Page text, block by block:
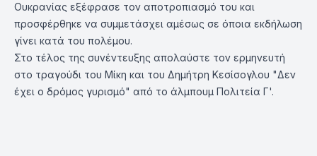
Ουκρανίας εξέφρασε τον αποτροπιασμό του και
προσφέρθηκε να συμμετάσχει αμέσως σε όποια εκδήλωση
γίνει κατά του πολέμου.
Στο τέλος της συνέντευξης απολαύστε τον ερμηνευτή
στο τραγούδι του Μίκη και του Δημήτρη Κεσίσογλου "Δεν
έχει ο δρόμος γυρισμό" από το άλμπουμ Πολιτεία Γ'.